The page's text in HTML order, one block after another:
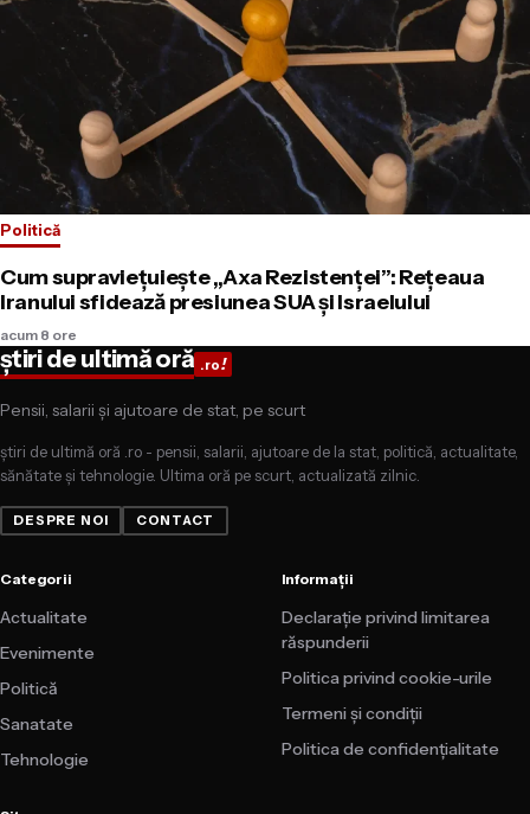
Politică
Cum supraviețuiește „Axa Rezistenței”: Rețeaua
Iranului sfidează presiunea SUA și Israelului
acum 8 ore
știri de ultimă oră .ro!
Pensii, salarii și ajutoare de stat, pe scurt
știri de ultimă oră .ro - pensii, salarii, ajutoare de la stat, politică, actualitate,
sănătate și tehnologie. Ultima oră pe scurt, actualizată zilnic.
DESPRE NOI CONTACT
Categorii
Actualitate
Evenimente
Politică
Sanatate
Tehnologie
Informații
Declarație privind limitarea
răspunderii
Politica privind cookie-urile
Termeni și condiții
Politica de confidențialitate